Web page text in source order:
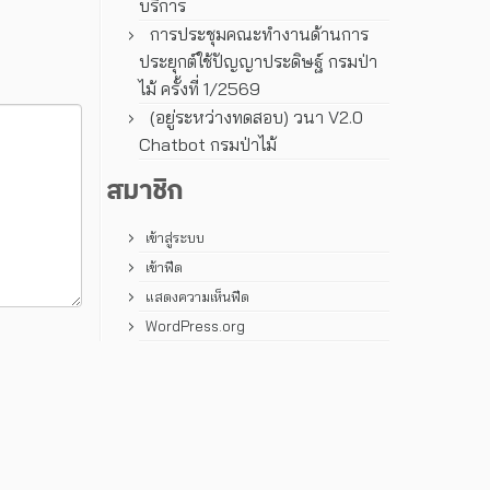
บริการ
การประชุมคณะทํางานด้านการ
ประยุกต์ใช้ปัญญาประดิษฐ์ กรมป่า
ไม้ ครั้งที่ 1/2569
(อยู่ระหว่างทดสอบ) วนา V2.0
Chatbot กรมป่าไม้
สมาชิก
เข้าสู่ระบบ
เข้าฟีด
แสดงความเห็นฟีด
WordPress.org